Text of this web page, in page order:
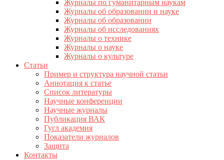
Журналы по гуманитарным наукам
Журналы об образовании и науке
Журналы об образовании
Журналы об исследованиях
Журналы о технике
Журналы о науке
Журналы о культуре
Статьи
Пример и структура научной статьи
Аннотация к статье
Список литературы
Научные конференции
Научные журналы
Публикация ВАК
Гугл академия
Показатели журналов
Защита
Контакты